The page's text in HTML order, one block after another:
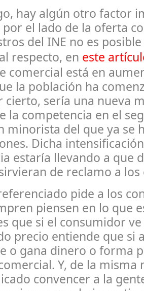
hay algún otro factor
el lado de la oferta
del INE no es
respecto, en este
comercial está en
la población ha
cierto, sería una nueva
la competencia en el
minorista del que ya se
Dicha
estaría llevando a que
de reclamo a
pide a los
piensen en lo que
que si el consumidor
precio entiende que si
o gana dinero o forma
Y, de la misma
convencer a la